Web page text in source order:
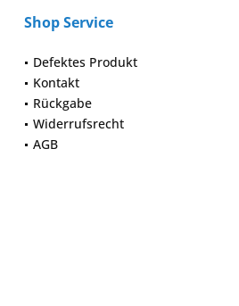
Shop Service
Defektes Produkt
Kontakt
Rückgabe
Widerrufsrecht
AGB